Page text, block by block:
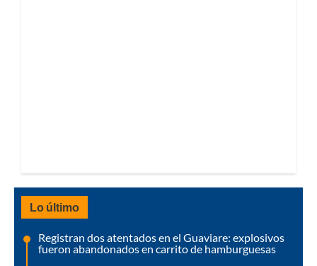
Lo último
Registran dos atentados en el Guaviare: explosivos
fueron abandonados en carrito de hamburguesas